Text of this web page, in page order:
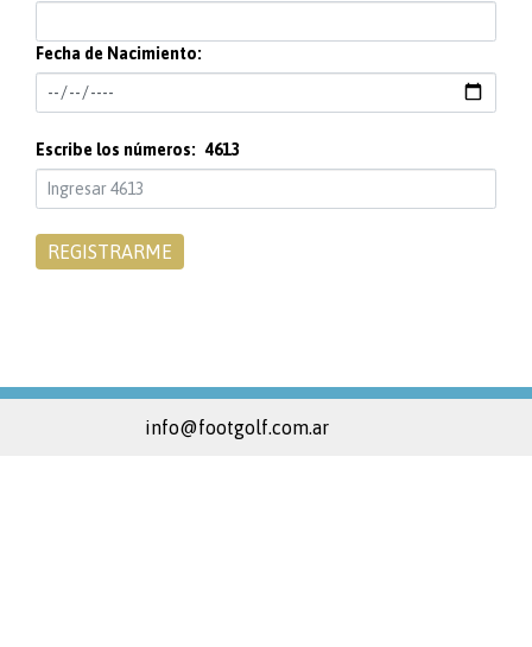
Fecha de Nacimiento:
Escribe los números: 4613
info@footgolf.com.ar